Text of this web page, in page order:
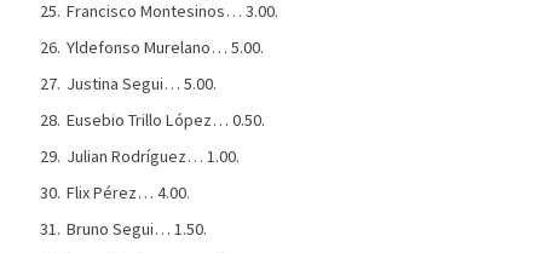
Francisco Montesinos… 3.00.
Yldefonso Murelano… 5.00.
Justina Segui… 5.00.
Eusebio Trillo López… 0.50.
Julian Rodríguez… 1.00.
Flix Pérez… 4.00.
Bruno Segui… 1.50.